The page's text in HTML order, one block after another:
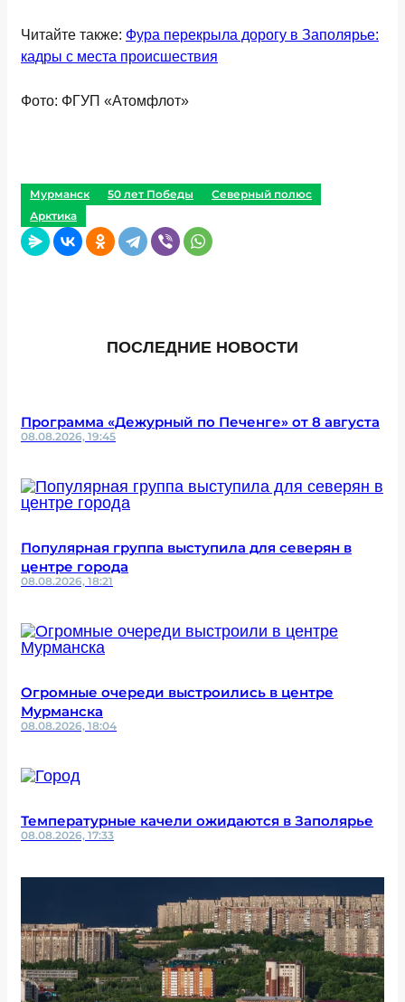
Читайте также: Фура перекрыла дорогу в Заполярье:
кадры с места происшествия
Фото: ФГУП «Атомфлот»
Мурманск 50 лет Победы
Северный полюс
Арктика
ПОСЛЕДНИЕ НОВОСТИ
Программа «Дежурный по Печенге» от 8 августа
08.08.2026, 19:45
Популярная группа выступила для северян в
центре города
08.08.2026, 18:21
Огромные очереди выстроились в центре
Мурманска
08.08.2026, 18:04
Температурные качели ожидаются в Заполярье
08.08.2026, 17:33